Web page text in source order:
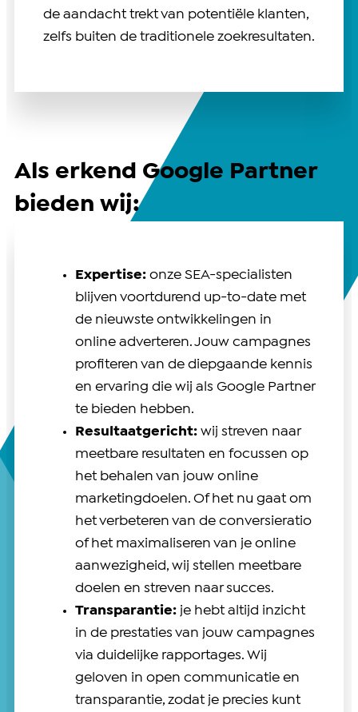
de aandacht trekt van potentiële klanten,
zelfs buiten de traditionele zoekresultaten.
Als erkend Google Partner
bieden wij:
Expertise: onze SEA-specialisten
blijven voortdurend up-to-date met
de nieuwste ontwikkelingen in
online adverteren. Jouw campagnes
profiteren van de diepgaande kennis
en ervaring die wij als Google Partner
te bieden hebben.
Resultaatgericht: wij streven naar
meetbare resultaten en focussen op
het behalen van jouw online
marketingdoelen. Of het nu gaat om
het verbeteren van de conversieratio
of het maximaliseren van je online
aanwezigheid, wij stellen meetbare
doelen en streven naar succes.
Transparantie: je hebt altijd inzicht
in de prestaties van jouw campagnes
via duidelijke rapportages. Wij
geloven in open communicatie en
transparantie, zodat je precies kunt